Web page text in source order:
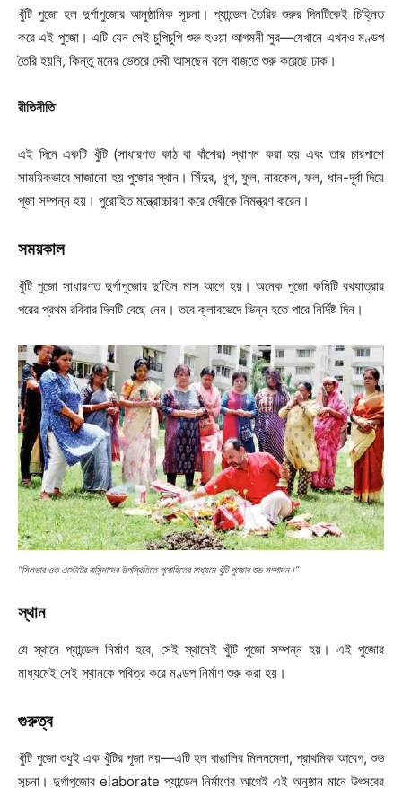
খুঁটি পুজো হল দুর্গাপুজোর আনুষ্ঠানিক সূচনা। প্যান্ডেল তৈরির শুরুর দিনটিকেই চিহ্নিত
করে এই পুজো। এটি যেন সেই চুপিচুপি শুরু হওয়া আগমনী সুর—যেখানে এখনও মণ্ডপ
তৈরি হয়নি, কিন্তু মনের ভেতরে দেবী আসছেন বলে বাজতে শুরু করেছে ঢাক।
রীতিনীতি
এই দিনে একটি খুঁটি (সাধারণত কাঠ বা বাঁশের) স্থাপন করা হয় এবং তার চারপাশে
সাময়িকভাবে সাজানো হয় পুজোর স্থান। সিঁদুর, ধূপ, ফুল, নারকেল, ফল, ধান-দূর্বা দিয়ে
পূজা সম্পন্ন হয়। পুরোহিত মন্ত্রোচ্চারণ করে দেবীকে নিমন্ত্রণ করেন।
সময়কাল
খুঁটি পুজো সাধারণত দুর্গাপুজোর দু’তিন মাস আগে হয়। অনেক পুজো কমিটি রথযাত্রার
পরের প্রথম রবিবার দিনটি বেছে নেন। তবে ক্লাবভেদে ভিন্ন হতে পারে নির্দিষ্ট দিন।
“সিলভার ওক এস্টেটের বাসিন্দাদের উপস্থিতিতে পুরোহিতের মাধ্যমে খুঁটি পুজোর শুভ সম্পাদন।”
স্থান
যে স্থানে প্যান্ডেল নির্মাণ হবে, সেই স্থানেই খুঁটি পুজো সম্পন্ন হয়। এই পুজোর
মাধ্যমেই সেই স্থানকে পবিত্র করে মণ্ডপ নির্মাণ শুরু করা হয়।
গুরুত্ব
খুঁটি পুজো শুধুই এক খুঁটির পূজা নয়—এটি হল বাঙালির মিলনমেলা, প্রাথমিক আবেগ, শুভ
সূচনা। দুর্গাপুজোর elaborate প্যান্ডেল নির্মাণের আগেই এই অনুষ্ঠান মানে উৎসবের